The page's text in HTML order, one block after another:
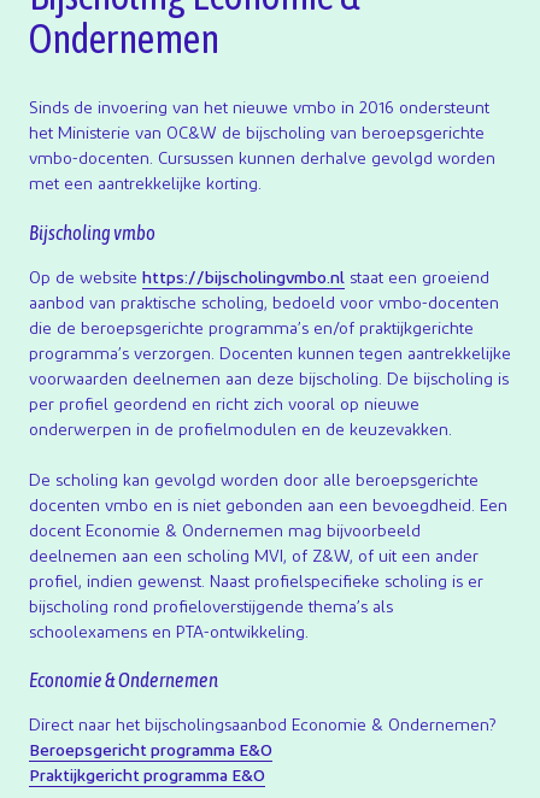
Ondernemen
Sinds de invoering van het nieuwe vmbo in 2016 ondersteunt
het Ministerie van OC&W de bijscholing van beroepsgerichte
vmbo-docenten. Cursussen kunnen derhalve gevolgd worden
met een aantrekkelijke korting.
Bijscholing vmbo
Op de website https://bijscholingvmbo.nl staat een groeiend
aanbod van praktische scholing, bedoeld voor vmbo-docenten
die de beroepsgerichte programma’s en/of praktijkgerichte
programma’s verzorgen. Docenten kunnen tegen aantrekkelijke
voorwaarden deelnemen aan deze bijscholing. De bijscholing is
per profiel geordend en richt zich vooral op nieuwe
onderwerpen in de profielmodulen en de keuzevakken.
De scholing kan gevolgd worden door alle beroepsgerichte
docenten vmbo en is niet gebonden aan een bevoegdheid. Een
docent Economie & Ondernemen mag bijvoorbeeld
deelnemen aan een scholing MVI, of Z&W, of uit een ander
profiel, indien gewenst. Naast profielspecifieke scholing is er
bijscholing rond profieloverstijgende thema’s als
schoolexamens en PTA-ontwikkeling.
Economie & Ondernemen
Direct naar het bijscholingsaanbod Economie & Ondernemen?
Beroepsgericht programma E&O
Praktijkgericht programma E&O
vmbo – mbo
Contact